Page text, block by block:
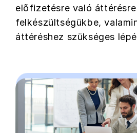
előfizetésre való
felkészültségükbe,
áttéréshez szükséges